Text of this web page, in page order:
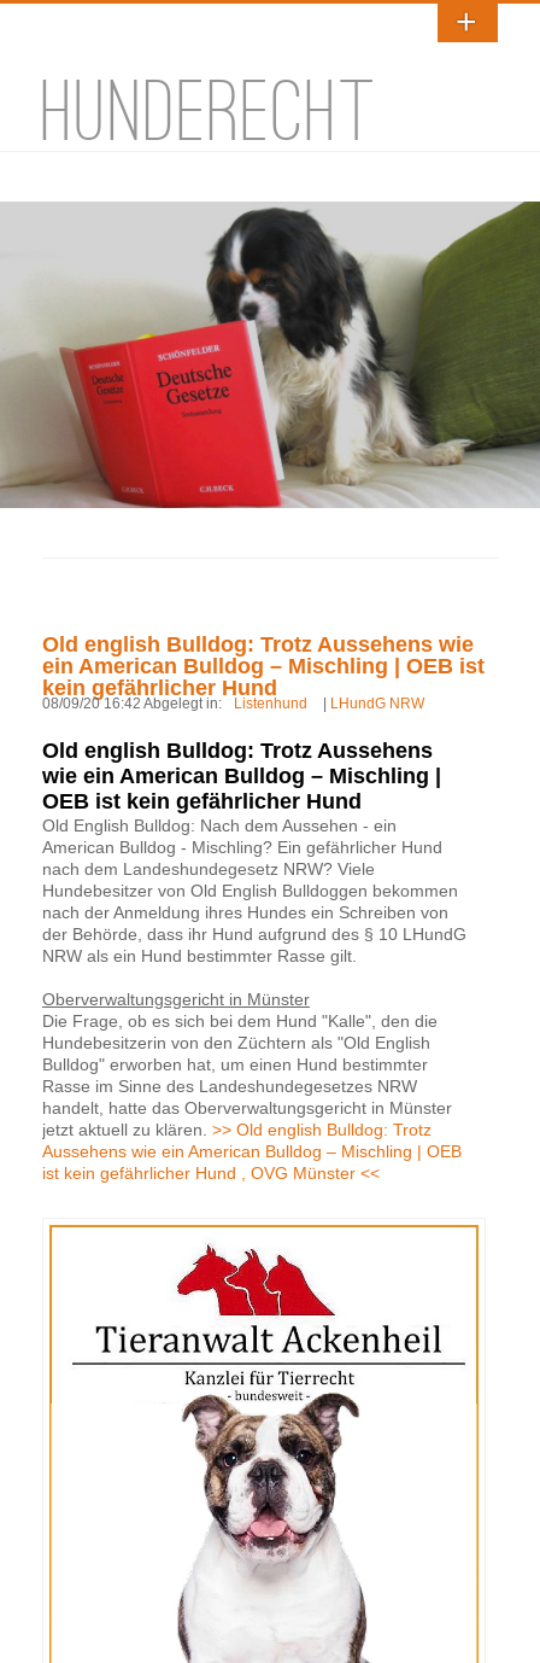
HUNDERECHT
Old english Bulldog: Trotz Aussehens wie
ein American Bulldog – Mischling | OEB ist
kein gefährlicher Hund
08/09/20 16:42 Abgelegt in: Listenhund | LHundG NRW
Old english Bulldog: Trotz Aussehens
wie ein American Bulldog – Mischling |
OEB ist kein gefährlicher Hund
Old English Bulldog: Nach dem Aussehen - ein
American Bulldog - Mischling? Ein gefährlicher Hund
nach dem Landeshundegesetz NRW? Viele
Hundebesitzer von Old English Bulldoggen bekommen
nach der Anmeldung ihres Hundes ein Schreiben von
der Behörde, dass ihr Hund aufgrund des § 10 LHundG
NRW als ein Hund bestimmter Rasse gilt.
Oberverwaltungsgericht in Münster
Die Frage, ob es sich bei dem Hund "Kalle", den die
Hundebesitzerin von den Züchtern als "Old English
Bulldog" erworben hat, um einen Hund bestimmter
Rasse im Sinne des Landeshundegesetzes NRW
handelt, hatte das Oberverwaltungsgericht in Münster
jetzt aktuell zu klären. >> Old english Bulldog: Trotz
Aussehens wie ein American Bulldog – Mischling | OEB
ist kein gefährlicher Hund , OVG Münster <<